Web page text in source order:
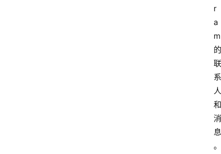
r
a
m
的
联
系
人
和
消
息
。